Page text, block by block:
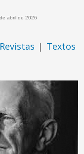
abril de 2026
Revistas | Textos